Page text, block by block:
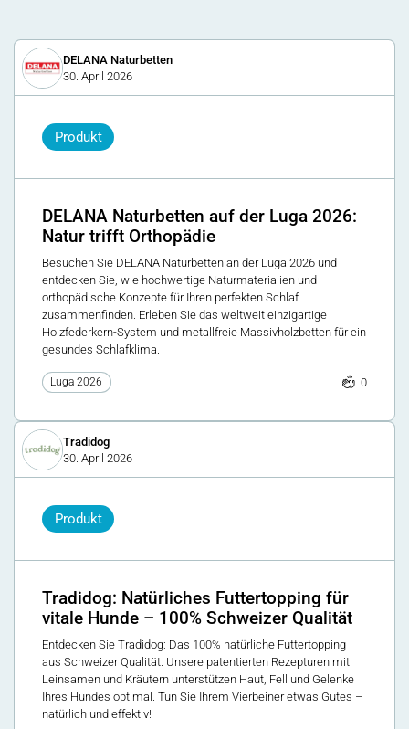
DELANA Naturbetten
30. April 2026
Produkt
DELANA Naturbetten auf der Luga 2026:
Natur trifft Orthopädie
Besuchen Sie DELANA Naturbetten an der Luga 2026 und
entdecken Sie, wie hochwertige Naturmaterialien und
orthopädische Konzepte für Ihren perfekten Schlaf
zusammenfinden. Erleben Sie das weltweit einzigartige
Holzfederkern-System und metallfreie Massivholzbetten für ein
gesundes Schlafklima.
Luga 2026 0
Tradidog
30. April 2026
Produkt
Tradidog: Natürliches Futtertopping für
vitale Hunde – 100% Schweizer Qualität
Entdecken Sie Tradidog: Das 100% natürliche Futtertopping
aus Schweizer Qualität. Unsere patentierten Rezepturen mit
Leinsamen und Kräutern unterstützen Haut, Fell und Gelenke
Ihres Hundes optimal. Tun Sie Ihrem Vierbeiner etwas Gutes –
natürlich und effektiv!